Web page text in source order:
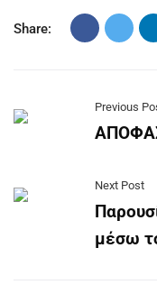
Share:
Previous
Next Post
μέσω